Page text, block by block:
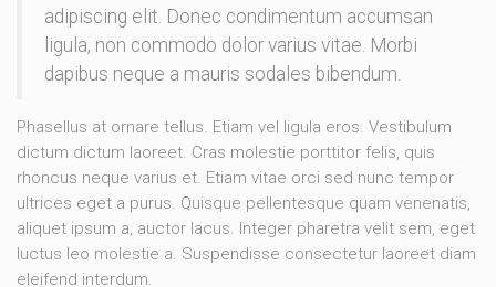
adipiscing elit. Donec condimentum accumsan
ligula, non commodo dolor varius vitae. Morbi
dapibus neque a mauris sodales bibendum.
Phasellus at ornare tellus. Etiam vel ligula eros. Vestibulum
dictum dictum laoreet. Cras molestie porttitor felis, quis
rhoncus neque varius et. Etiam vitae orci sed nunc tempor
ultrices eget a purus. Quisque pellentesque quam venenatis,
aliquet ipsum a, auctor lacus. Integer pharetra velit sem, eget
luctus leo molestie a. Suspendisse consectetur laoreet diam
eleifend interdum.